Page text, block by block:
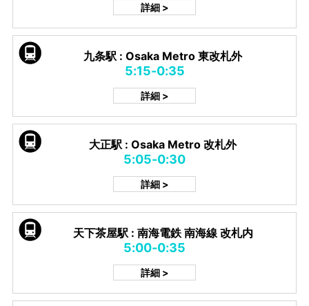
詳細 >
九条駅 : Osaka Metro 東改札外
5:15-0:35
詳細 >
大正駅 : Osaka Metro 改札外
5:05-0:30
詳細 >
天下茶屋駅 : 南海電鉄 南海線 改札内
5:00-0:35
詳細 >